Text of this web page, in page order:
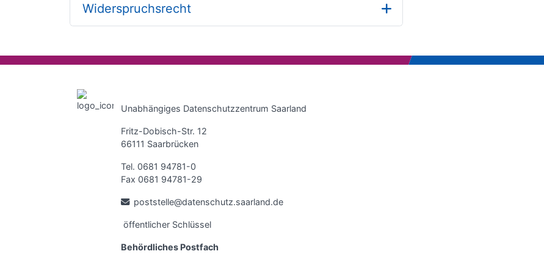
Widerspruchsrecht
Unabhängiges Datenschutzzentrum Saarland
Fritz-Dobisch-Str. 12
66111 Saarbrücken
Tel. 0681 94781-0
Fax 0681 94781-29
poststelle@datenschutz.saarland.de
öffentlicher Schlüssel
Behördliches Postfach